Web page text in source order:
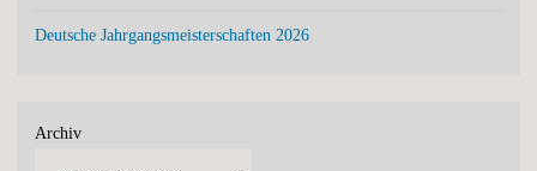
Deutsche Jahrgangsmeisterschaften 2026
Archiv